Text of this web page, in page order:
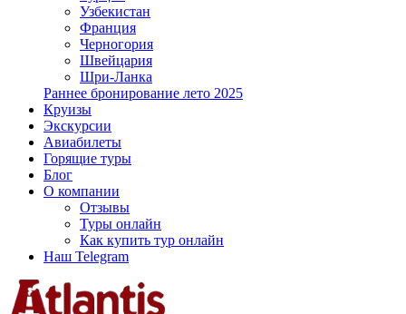
Узбекистан
Франция
Черногория
Швейцария
Шри-Ланка
Раннее бронирование лето 2025
Круизы
Экскурсии
Авиабилеты
Горящие туры
Блог
О компании
Отзывы
Туры онлайн
Как купить тур онлайн
Наш Telegram